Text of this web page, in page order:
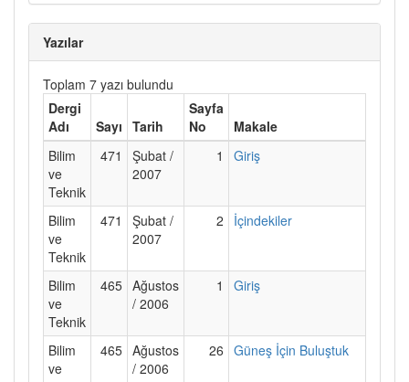
Yazılar
Toplam 7 yazı bulundu
Dergi
Adı
Sayı Tarih
Sayfa
No
Makale
Bilim
ve
Teknik
471
Şubat /
2007
1 Giriş
Bilim
ve
Teknik
471
Şubat /
2007
2 İçindekiler
Bilim
ve
Teknik
465 Ağustos
/ 2006
1 Giriş
Bilim
ve
465 Ağustos
/ 2006
26 Güneş İçin Buluştuk